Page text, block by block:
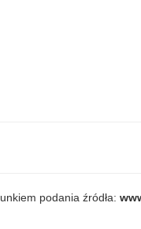
podania źródła: